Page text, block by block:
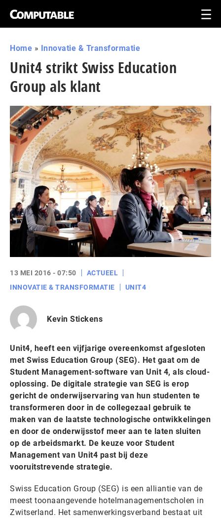
Home » Innovatie & Transformatie
Unit4 strikt Swiss Education
Group als klant
13 MEI 2016 - 07:50
ACTUEEL
INNOVATIE & TRANSFORMATIE
UNIT4
Kevin Stickens
Unit4, heeft een vijfjarige overeenkomst afgesloten
met Swiss Education Group (SEG). Het gaat om de
Student Management-software van Unit 4, als cloud-
oplossing. De digitale strategie van SEG is erop
gericht de onderwijservaring van hun studenten te
transformeren door in de collegezaal gebruik te
maken van de laatste technologische ontwikkelingen
en door de onderwijsstof meer aan te laten sluiten
op de arbeidsmarkt. De keuze voor Student
Management van Unit4 past bij deze
vooruitstrevende strategie.
Swiss Education Group (SEG) is een alliantie van de
meest toonaangevende hotelmanagementscholen in
Zwitserland. Het samenwerkingsverband bestaat uit